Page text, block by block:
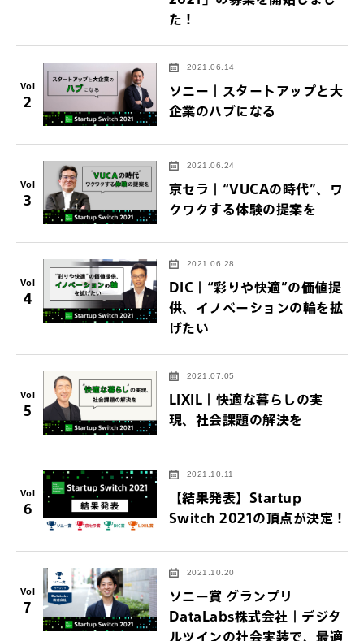
た！
Vol
2
2021.06.14
ソニー｜スタートアップと大
企業のハブになる
Vol
3
2021.06.24
京セラ｜“VUCAの時代”、ワ
クワクする体験の提案を
Vol
4
2021.06.28
DIC｜“彩りや快適”の価値提
供、イノベーションの輪を拡
げたい
Vol
5
2021.07.05
LIXIL｜快適な暮らしの実
現、社会課題の解決を
Vol
6
2021.10.11
【結果発表】Startup
Switch 2021の頂点が決定！
Vol
7
2021.10.20
ソニー賞 グランプリ
DataLabs株式会社｜デジタ
ルツインの社会実装で、最適